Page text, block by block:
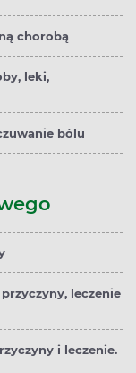
chorobą
leki,
bólu
leczenie
i leczenie.